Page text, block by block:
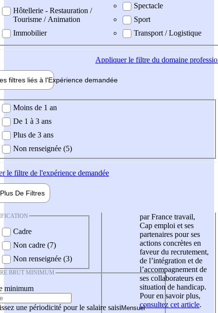
Hôtellerie - Restauration /
Tourisme / Animation
Immobilier
Spectacle
Sport
Transport / Logistique
Appliquerle filtre du domaine
filtres liés à l'Expérience demandée
demandée
Moins de 1 an
De 1 à 3 ans
Plus de 3 ans
Non renseignée (5)
le filtre de l'expérience demandée
Plus De Filtres
Cadre
Non cadre (7)
Non renseignée (3)
BRUT MINIMUM
minimum
une périodicité pour le salaire saisi
par France travail,
Cap emploi et ses
partenaires pour ses
actions concrètes en
faveur du recrutement,
de l’intégration et de
l’accompagnement de
ses collaborateurs en
situation de handicap.
Pour en savoir plus,
consultez cet article.